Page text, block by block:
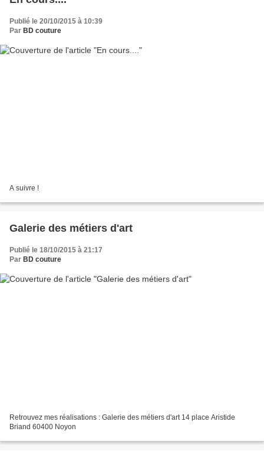
Publié le 20/10/2015 à 10:39
Par BD couture
A suivre !
Galerie des métiers d'art
Publié le 18/10/2015 à 21:17
Par BD couture
Retrouvez mes réalisations : Galerie des métiers d'art 14 place Aristide
Briand 60400 Noyon